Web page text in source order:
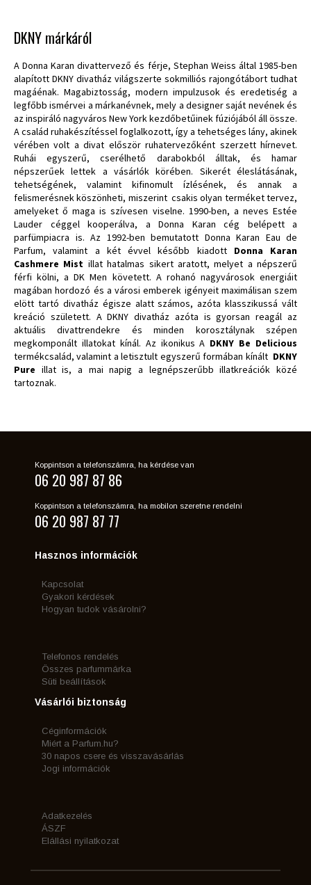
DKNY márkáról
A Donna Karan divattervező és férje, Stephan Weiss által 1985-ben
alapított DKNY divatház világszerte sokmilliós rajongótábort tudhat
magáénak. Magabiztosság, modern impulzusok és eredetiség a
legfőbb ismérvei a márkanévnek, mely a designer saját nevének és
az inspiráló nagyváros New York kezdőbetűinek fúziójából áll össze.
A család ruhakészítéssel foglalkozott, így a tehetséges lány, akinek
vérében volt a divat először ruhatervezőként szerzett hírnevet.
Ruhái egyszerű, cserélhető darabokból álltak, és hamar
népszerűek lettek a vásárlók körében. Sikerét éleslátásának,
tehetségének, valamint kifinomult ízlésének, és annak a
felismerésnek köszönheti, miszerint csakis olyan terméket tervez,
amelyeket ő maga is szívesen viselne. 1990-ben, a neves Estée
Lauder céggel kooperálva, a Donna Karan cég belépett a
parfümpiacra is. Az 1992-ben bemutatott Donna Karan Eau de
Parfum, valamint a két évvel később kiadott Donna Karan
Cashmere Mist illat hatalmas sikert aratott, melyet a népszerű
férfi kölni, a DK Men követett. A rohanó nagyvárosok energiáit
magában hordozó és a városi emberek igényeit maximálisan szem
elött tartó divatház égisze alatt számos, azóta klasszikussá vált
kreáció született. A DKNY divatház azóta is gyorsan reagál az
aktuális divattrendekre és minden korosztálynak szépen
megkomponált illatokat kínál. Az ikonikus A DKNY Be Delicious
termékcsalád, valamint a letisztult egyszerű formában kínált DKNY
Pure illat is, a mai napig a legnépszerűbb illatkreációk közé
tartoznak.
Koppintson a telefonszámra, ha kérdése van
06 20 987 87 86
Koppintson a telefonszámra, ha mobilon szeretne rendelni
06 20 987 87 77
Hasznos információk
Kapcsolat
Gyakori kérdések
Hogyan tudok vásárolni?
Telefonos rendelés
Összes parfummárka
Süti beállítások
Vásárlói biztonság
Céginformációk
Miért a Parfum.hu?
30 napos csere és visszavásárlás
Jogi információk
Adatkezelés
ÁSZF
Elállási nyilatkozat